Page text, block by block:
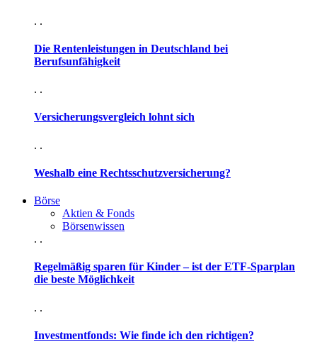
. .
Die Rentenleistungen in Deutschland bei
Berufsunfähigkeit
. .
Versicherungsvergleich lohnt sich
. .
Weshalb eine Rechtsschutzversicherung?
Börse
Aktien & Fonds
Börsenwissen
. .
Regelmäßig sparen für Kinder – ist der ETF-Sparplan
die beste Möglichkeit
. .
Investmentfonds: Wie finde ich den richtigen?